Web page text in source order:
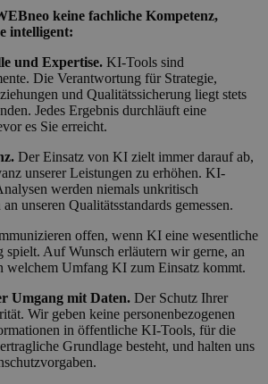
keine fachliche Kompetenz,
intelligent:
und Expertise. KI-Tools sind
Die Verantwortung für Strategie,
und Qualitätssicherung liegt stets
Jedes Ergebnis durchläuft eine
es Sie erreicht.
Der Einsatz von KI zielt immer darauf ab,
unserer Leistungen zu erhöhen. KI-
werden niemals unkritisch
unseren Qualitätsstandards gemessen.
offen, wenn KI eine wesentliche
spielt. Auf Wunsch erläutern wir gerne, an
welchem Umfang KI zum Einsatz kommt.
Umgang mit Daten. Der Schutz Ihrer
Wir geben keine personenbezogenen
in öffentliche KI-Tools, für die
Grundlage besteht, und halten uns